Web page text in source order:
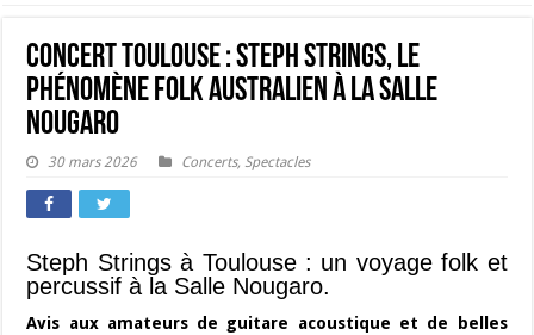
Concert Toulouse : Steph Strings, le
phénomène folk australien à la Salle
Nougaro
30 mars 2026 Concerts, Spectacles
Steph Strings à Toulouse : un voyage folk et
percussif à la Salle Nougaro.
Avis aux amateurs de guitare acoustique et de belles